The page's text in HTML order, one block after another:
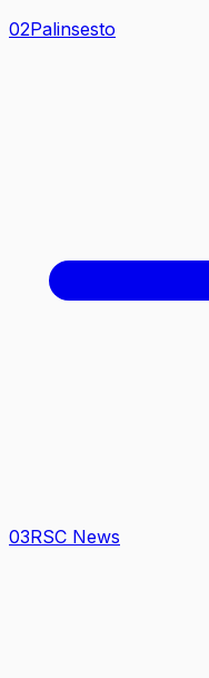
02Palinsesto
03RSC News